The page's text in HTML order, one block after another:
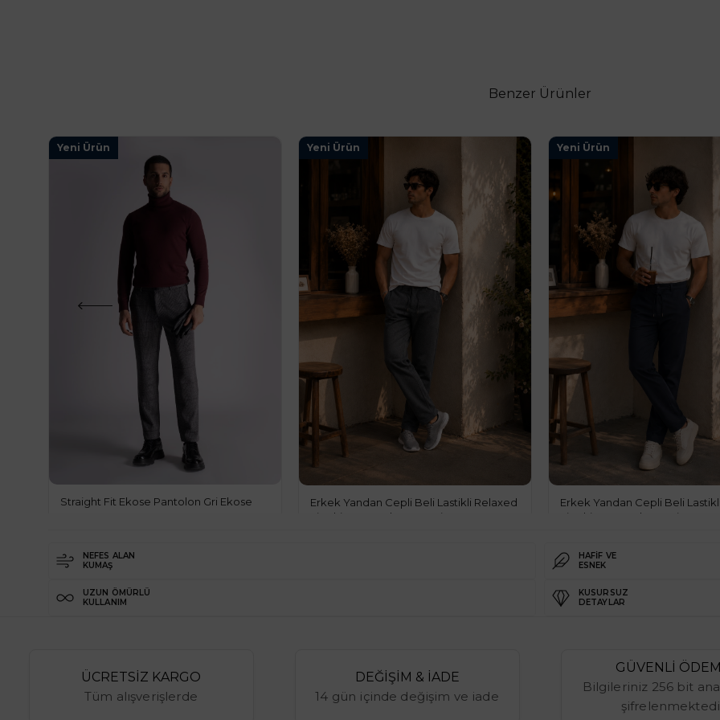
Benzer Ürünler
Straight Fit Ekose Pantolon Gri Ekose
%29
49.00$
Yeni Ürün
Erkek Yandan Cepli Beli Lastikli Relaxed
Fit Chino Pantolon Antrasit
Yeni Ürün
Erkek Yandan Cepli Beli
Fit Chino Pantolon Lacivert
49.00$
Yeni Ürün
NEFES ALAN
KUMAŞ
HAFİF VE
ESNEK
UZUN ÖMÜRLÜ
KULLANIM
KUSURSUZ
DETAYLAR
ÜCRETSİZ KARGO
Tüm alışverişlerde
DEĞİŞİM & İADE
14 gün içinde değişim ve iade
GÜVENLİ
Bilgileriniz 256 bit